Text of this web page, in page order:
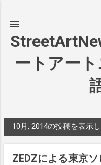
ートアー
投
10月, 2014の投稿を表示
ZEDZによる東京ソ